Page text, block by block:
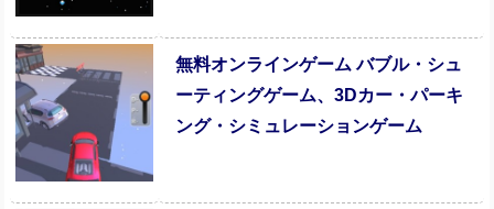
無料オンラインゲーム バブル・シュ
ーティングゲーム、3Dカー・パーキ
ング・シミュレーションゲーム